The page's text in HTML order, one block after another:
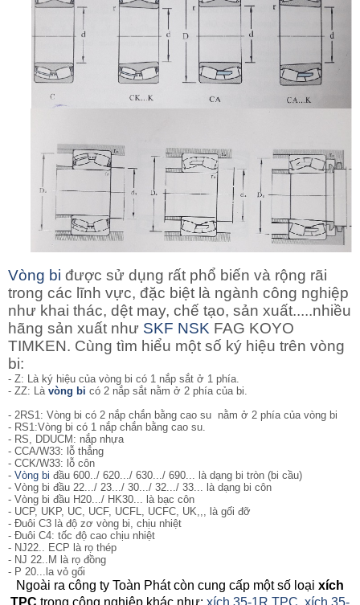
Vòng bi được sử dụng rất phổ biến và rộng rãi
trong các lĩnh vực, đặc biệt là ngành công nghiệp
như khai thác, dệt may, chế tạo, sản xuất.....nhiều
hãng sản xuất như SKF NSK FAG KOYO
TIMKEN. Cùng tìm hiểu một số ký hiệu trên vòng
bi:
- Z: Là ký hiệu của vòng bi có 1 nắp sắt ở 1 phía.
- ZZ: Là vòng bi có 2 nắp sắt nằm ở 2 phía của bi.
- 2RS1: Vòng bi có 2 nắp chắn bằng cao su nằm ở 2 phía của vòng bi
- RS1:Vòng bi có 1 nắp chắn bằng cao su.
- RS, DDUCM: nắp nhựa
- CCA/W33: lỗ thẳng
- CCK/W33: lỗ côn
- Vòng bi đầu 600../ 620.../ 630.../ 690... là dạng bi tròn (bi cầu)
- Vòng bi đầu 22.../ 23.../ 30.../ 32.../ 33... là dạng bi côn
- Vòng bi đầu H20.../ HK30... là bạc côn
- UCP, UKP, UC, UCF, UCFL, UCFC, UK,,, là gối đỡ
- Đuôi C3 là độ zơ vòng bi, chịu nhiệt
- Đuôi C4: tốc độ cao chịu nhiệt
- NJ22.. ECP là rọ thép
- NJ 22..M là rọ đồng
- P 20...la vỏ gối
Ngoài ra công ty Toàn Phát còn cung cấp một số loại xích